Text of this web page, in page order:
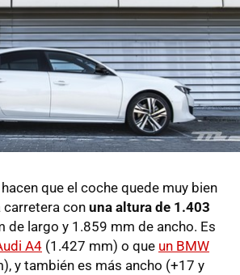
que el coche quede muy bien
carretera con una altura de 1.403
de largo y 1.859 mm de ancho. Es
A4 (1.427 mm) o que un BMW
y también es más ancho (+17 y